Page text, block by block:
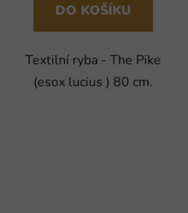
DO KOŠÍKU
Textilní ryba - The Pike
(esox lucius ) 80 cm.